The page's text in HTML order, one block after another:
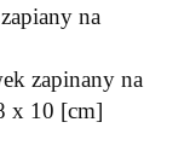
na
zapinany na
x 10 [cm]